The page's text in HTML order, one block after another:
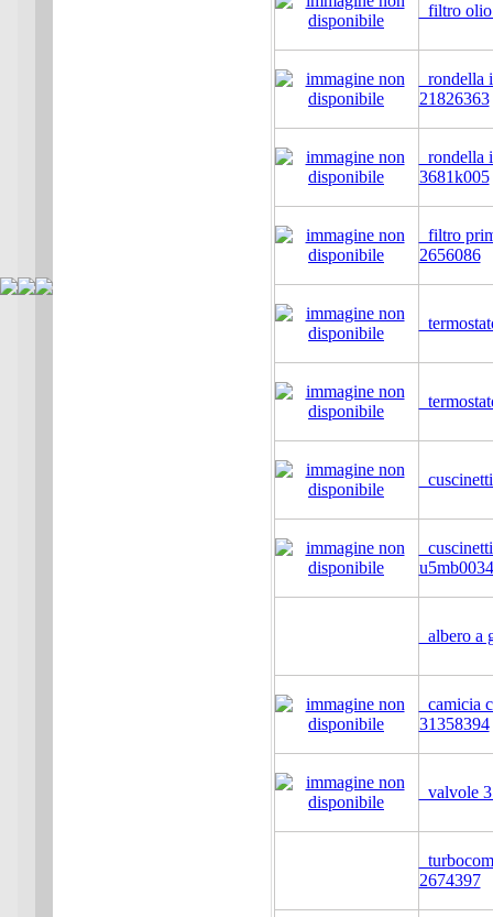
filtro
rondella
21826363
rondella
3681k005
filtro
2656086
u5mb0034
albero a
camicia
31358394
valvole
2674397